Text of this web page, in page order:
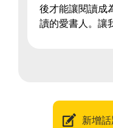
後才能讓閱讀成
讀的愛書人。讓
新增